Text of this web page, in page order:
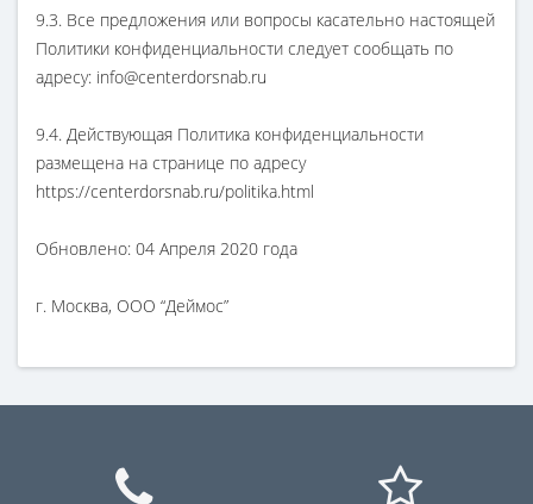
9.3. Все предложения или вопросы касательно настоящей
Политики конфиденциальности следует сообщать по
адресу: info@centerdorsnab.ru
9.4. Действующая Политика конфиденциальности
размещена на странице по адресу
https://centerdorsnab.ru/politika.html
Обновлено: 04 Апреля 2020 года
г. Москва, ООО “Деймос”